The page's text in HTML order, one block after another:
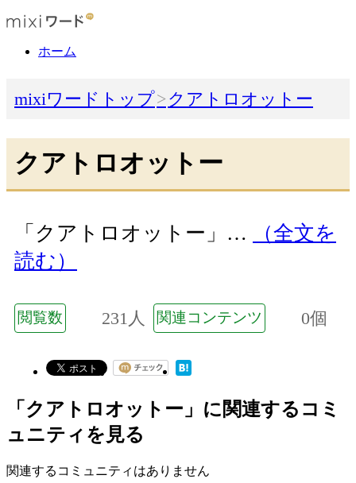
ホーム
mixiワードトップ クアトロオットー
クアトロオットー
「クアトロオットー」…
（全文を
読む）
閲覧数 231人 関連コンテンツ 0個
「クアトロオットー」に関連するコミ
ュニティを見る
関連するコミュニティはありません